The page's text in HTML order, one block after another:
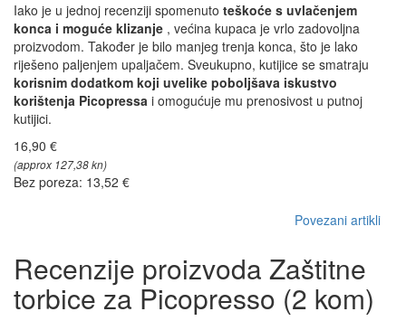
Iako je u jednoj recenziji spomenuto teškoće s uvlačenjem
konca i moguće klizanje , većina kupaca je vrlo zadovoljna
proizvodom. Također je bilo manjeg trenja konca, što je lako
riješeno paljenjem upaljačem. Sveukupno, kutijice se smatraju
korisnim dodatkom koji uvelike poboljšava iskustvo
korištenja Picopressa i omogućuje mu prenosivost u putnoj
kutijici.
16,90 €
(approx 127,38 kn)
Bez poreza: 13,52 €
Povezani artikli
Recenzije proizvoda Zaštitne
torbice za Picopresso (2 kom)